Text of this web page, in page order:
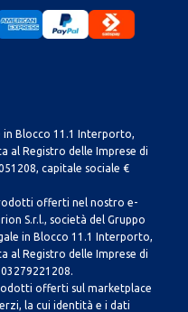
in Blocco 11.1 Interporto,
al Registro delle Imprese di
capitale sociale €
offerti nel nostro e-
S.r.l., società del Gruppo
in Blocco 11.1 Interporto,
al Registro delle Imprese di
03279221208.
offerti sul marketplace
la cui identità e i dati